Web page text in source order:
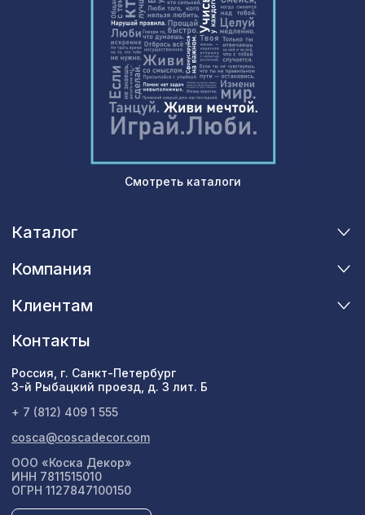
Смотреть каталоги
Каталог
Компания
Клиентам
Контакты
Россия, г. Санкт-Петербург
3-й Рыбацкий проезд, д. 3 лит. Б
+ 7 (812) 409 1 555
cosca@coscadecor.com
ООО «Коска Декор»
ИНН 7811515010
ОГРН 1127847100150